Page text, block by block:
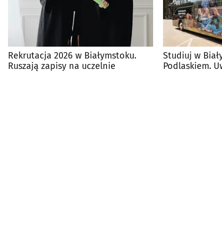
Rekrutacja 2026 w Białymstoku.
Ruszają zapisy na uczelnie
Studiuj w
Podlaskiem.